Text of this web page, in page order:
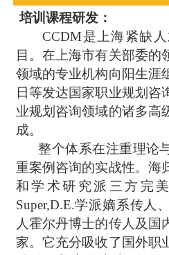
培训课程研发：
CCDM是上海紧缺人
目。在上海市有关部委的
领域的专业机构向阳生涯
日等发达国家职业规划咨
业规划咨询领域的诸多高
成。
整个体系在注重理论
重案例咨询的实战性。海
和学术研究派三方完
Super,D.E.学派嫡系传人
人霍尔丹博士的传人及国
家。它充分吸收了国外职